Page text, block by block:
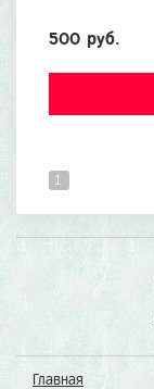
500 руб.
1
Главная